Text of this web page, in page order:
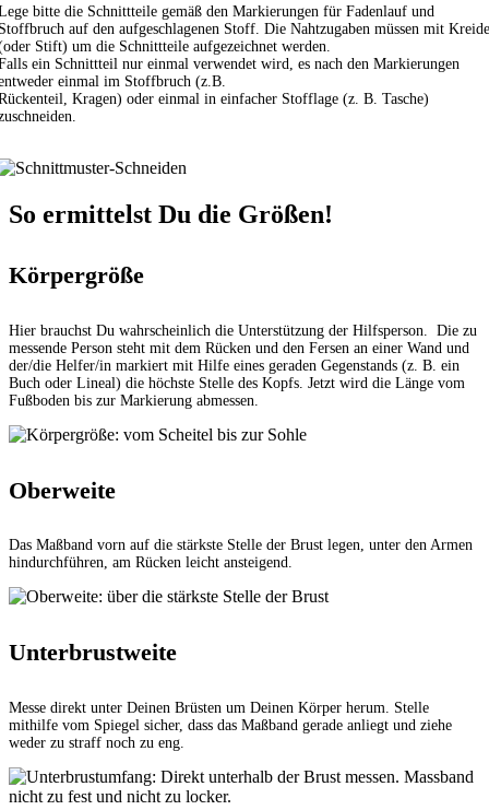
bitte die Schnittteile gemäß den Markierungen für Fadenlauf und
auf den aufgeschlagenen Stoff. Die Nahtzugaben müssen mit Kreide
Stift) um die Schnittteile aufgezeichnet werden.
ein Schnittteil nur einmal verwendet wird, es nach den Markierungen
einmal im Stoffbruch (z.B.
Kragen) oder einmal in einfacher Stofflage (z. B. Tasche)
So ermittelst Du die Größen!
Körpergröße
Hier brauchst Du wahrscheinlich die Unterstützung der Hilfsperson. Die zu
messende Person steht mit dem Rücken und den Fersen an einer Wand und
der/die Helfer/in markiert mit Hilfe eines geraden Gegenstands (z. B. ein
Buch oder Lineal) die höchste Stelle des Kopfs. Jetzt wird die Länge vom
Fußboden bis zur Markierung abmessen.
Oberweite
Das Maßband vorn auf die stärkste Stelle der Brust legen, unter den Armen
hindurchführen, am Rücken leicht ansteigend.
Unterbrustweite
Messe direkt unter Deinen Brüsten um Deinen Körper herum. Stelle
mithilfe vom Spiegel sicher, dass das Maßband gerade anliegt und ziehe
weder zu straff noch zu eng.